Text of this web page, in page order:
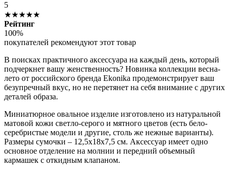
5
★★★★★
Рейтинг
100%
покупателей рекомендуют этот товар
В поисках практичного аксессуара на каждый день, который
подчеркнет вашу женственность? Новинка коллекции весна-
лето от российского бренда Ekonika продемонстрирует ваш
безупречный вкус, но не перетянет на себя внимание с других
деталей образа.
Миниатюрное овальное изделие изготовлено из натуральной
матовой кожи светло-серого и мятного цветов (есть бело-
серебристые модели и другие, столь же нежные варианты).
Размеры сумочки – 12,5х18х7,5 см. Аксессуар имеет одно
основное отделение на молнии и передний объемный
кармашек с откидным клапаном.